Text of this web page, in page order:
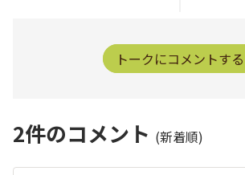
トークにコメントする
2件のコメント (新着順)